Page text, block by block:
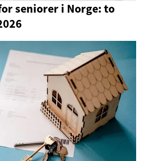
seniorer i Norge: to